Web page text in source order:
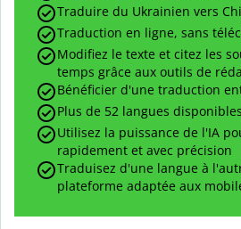
Traduire du Ukrainien vers
Traduction en ligne, sans
Modifiez le texte et citez les
temps grâce aux outils de
Bénéficier d'une traduction
Plus de 52 langues disponibles
Utilisez la puissance de l'IA
rapidement et avec précision
Traduisez d'une langue à
plateforme adaptée aux